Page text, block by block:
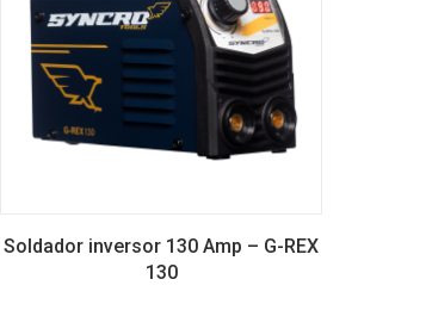
Soldador inversor 130 Amp – G-REX
130